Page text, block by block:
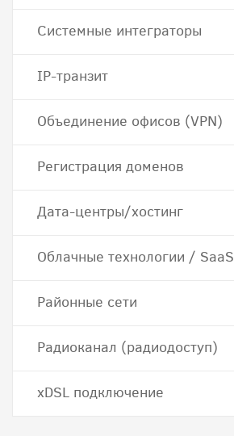
Системные интеграторы
IP-транзит
Объединение офисов (VPN)
Регистрация доменов
Дата-центры/хостинг
Облачные технологии / SaaS
Районные сети
Радиоканал (радиодоступ)
хDSL подключение